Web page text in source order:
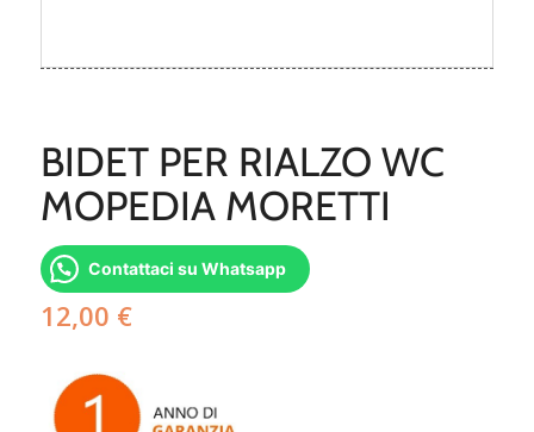
BIDET PER RIALZO WC
MOPEDIA MORETTI
Contattaci su Whatsapp
12,00 €